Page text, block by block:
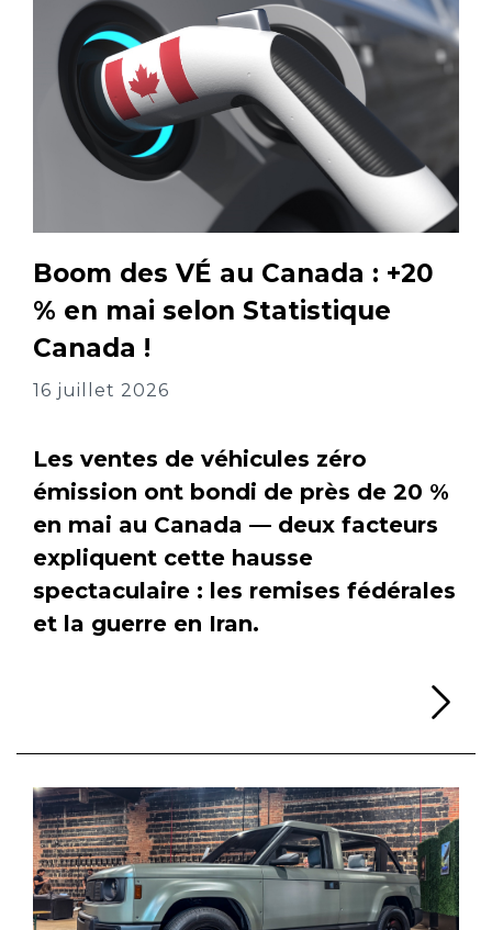
Boom des VÉ au Canada : +20
% en mai selon Statistique
Canada !
16 juillet 2026
Les ventes de véhicules zéro
émission ont bondi de près de 20 %
en mai au Canada — deux facteurs
expliquent cette hausse
spectaculaire : les remises fédérales
et la guerre en Iran.